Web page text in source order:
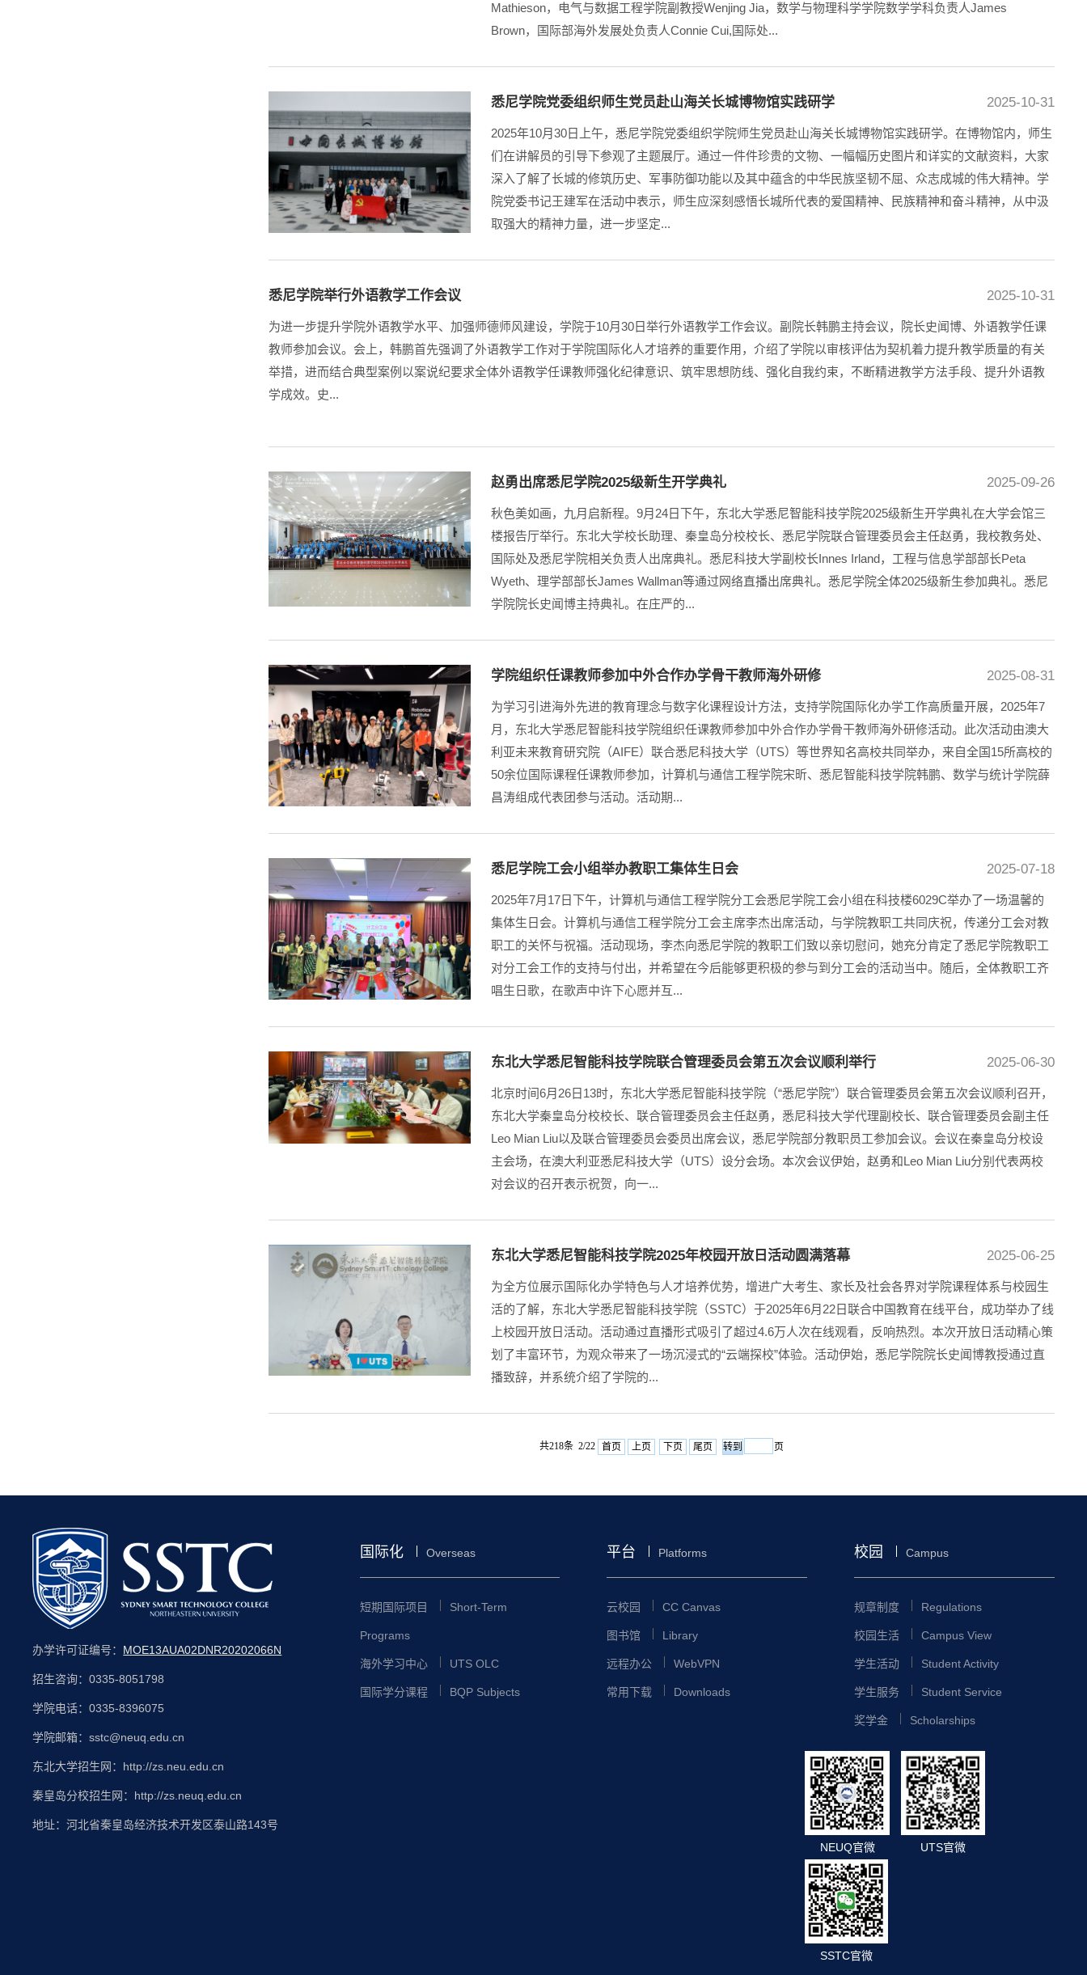
Mathieson，电气与数据工程学院副教授Wenjing Jia，数学与物理科学学院数学学科负责人James
Brown，国际部海外发展处负责人Connie Cui,国际处...
2025-10-31
悉尼学院党委组织师生党员赴山海关长城博物馆实践研学
2025年10月30日上午，悉尼学院党委组织学院师生党员赴山海关长城博物馆实践研学。在博物馆内，师生
们在讲解员的引导下参观了主题展厅。通过一件件珍贵的文物、一幅幅历史图片和详实的文献资料，大家
深入了解了长城的修筑历史、军事防御功能以及其中蕴含的中华民族坚韧不屈、众志成城的伟大精神。学
院党委书记王建军在活动中表示，师生应深刻感悟长城所代表的爱国精神、民族精神和奋斗精神，从中汲
取强大的精神力量，进一步坚定...
2025-10-31
悉尼学院举行外语教学工作会议
​为进一步提升学院外语教学水平、加强师德师风建设，学院于10月30日举行外语教学工作会议。副院长韩鹏主持会议，院长史闻博、外语教学任课
教师参加会议。会上，韩鹏首先强调了外语教学工作对于学院国际化人才培养的重要作用，介绍了学院以审核评估为契机着力提升教学质量的有关
举措，进而结合典型案例以案说纪要求全体外语教学任课教师强化纪律意识、筑牢思想防线、强化自我约束，不断精进教学方法手段、提升外语教
学成效。史...
2025-09-26
赵勇出席悉尼学院2025级新生开学典礼
秋色美如画，九月启新程。9月24日下午，东北大学悉尼智能科技学院2025级新生开学典礼在大学会馆三
楼报告厅举行。东北大学校长助理、秦皇岛分校校长、悉尼学院联合管理委员会主任赵勇，我校教务处、
国际处及悉尼学院相关负责人出席典礼。悉尼科技大学副校长Innes Irland，工程与信息学部部长Peta
Wyeth、理学部部长James Wallman等通过网络直播出席典礼。悉尼学院全体2025级新生参加典礼。悉尼
学院院长史闻博主持典礼。在庄严的...
2025-08-31
学院组织任课教师参加中外合作办学骨干教师海外研修
为学习引进海外先进的教育理念与数字化课程设计方法，支持学院国际化办学工作高质量开展，2025年7
月，东北大学悉尼智能科技学院组织任课教师参加中外合作办学骨干教师海外研修活动。此次活动由澳大
利亚未来教育研究院（AIFE）联合悉尼科技大学（UTS）等世界知名高校共同举办，来自全国15所高校的
50余位国际课程任课教师参加，计算机与通信工程学院宋昕、悉尼智能科技学院韩鹏、数学与统计学院薛
昌涛组成代表团参与活动。活动期...
2025-07-18
悉尼学院工会小组举办教职工集体生日会
2025年7月17日下午，计算机与通信工程学院分工会悉尼学院工会小组在科技楼6029C举办了一场温馨的
集体生日会。计算机与通信工程学院分工会主席李杰出席活动，与学院教职工共同庆祝，传递分工会对教
职工的关怀与祝福。活动现场，李杰向悉尼学院的教职工们致以亲切慰问，她充分肯定了悉尼学院教职工
对分工会工作的支持与付出，并希望在今后能够更积极的参与到分工会的活动当中。随后，全体教职工齐
唱生日歌，在歌声中许下心愿并互...
2025-06-30
东北大学悉尼智能科技学院联合管理委员会第五次会议顺利举行
北京时间6月26日13时，东北大学悉尼智能科技学院（“悉尼学院”）联合管理委员会第五次会议顺利召开，
东北大学秦皇岛分校校长、联合管理委员会主任赵勇，悉尼科技大学代理副校长、联合管理委员会副主任
Leo Mian Liu以及联合管理委员会委员出席会议，悉尼学院部分教职员工参加会议。会议在秦皇岛分校设
主会场，在澳大利亚悉尼科技大学（UTS）设分会场。本次会议伊始，赵勇和Leo Mian Liu分别代表两校
对会议的召开表示祝贺，向一...
2025-06-25
东北大学悉尼智能科技学院2025年校园开放日活动圆满落幕‍‍​
为全方位展示国际化办学特色与人才培养优势，增进广大考生、家长及社会各界对学院课程体系与校园生
活的了解，东北大学悉尼智能科技学院（SSTC）于2025年6月22日联合中国教育在线平台，成功举办了线
上校园开放日活动。活动通过直播形式吸引了超过4.6万人次在线观看，反响热烈。本次开放日活动精心策
划了丰富环节，为观众带来了一场沉浸式的“云端探校”体验。活动伊始，悉尼学院院长史闻博教授通过直
播致辞，并系统介绍了学院的...
共218条 2/22 首页 上页 下页 尾页 页
办学许可证编号： MOE13AUA02DNR20202066N
招生咨询：0335-8051798
学院电话：0335-8396075
学院邮箱：sstc@neuq.edu.cn
东北大学招生网：http://zs.neu.edu.cn
秦皇岛分校招生网：http://zs.neuq.edu.cn
地址：河北省秦皇岛经济技术开发区泰山路143号
国际化 Overseas
短期国际项目 Short-Term
Programs
海外学习中心 UTS OLC
国际学分课程 BQP Subjects
平台 Platforms
云校园 CC Canvas
图书馆 Library
远程办公 WebVPN
常用下载 Downloads
校园 Campus
规章制度 Regulations
校园生活 Campus View
学生活动 Student Activity
学生服务 Student Service
奖学金 Scholarships
NEUQ官微 UTS官微
SSTC官微